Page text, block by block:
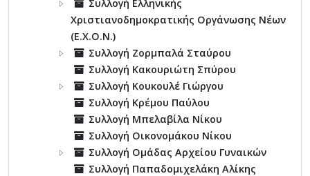
Συλλογή Ελληνικής
Χριστιανοδημοκρατικής Οργάνωσης Νέων
(Ε.Χ.Ο.Ν.)
Συλλογή Ζορμπαλά Σταύρου
Συλλογή Κακουριώτη Σπύρου
Συλλογή Κουκουλέ Γιώργου
Συλλογή Κρέμου Παύλου
Συλλογή Μπελαβίλα Νίκου
Συλλογή Οικονομάκου Νίκου
Συλλογή Ομάδας Αρχείου Γυναικών
Συλλογή Παπαδομιχελάκη Αλίκης